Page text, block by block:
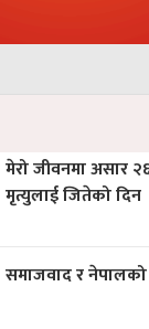
मेरो जीवनमा असार
मृत्युलाई जितेको दिन
समाजवाद र नेपालको